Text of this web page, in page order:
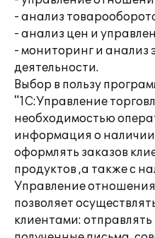
- анализ
- анализ цен и
- мониторинг и анализ
деятельности.
Выбор в пользу
"1С:Управление
необходимостью
информация о наличии
оформлять заказов
продуктов ,а также с
Управление
позволяет
клиентами: